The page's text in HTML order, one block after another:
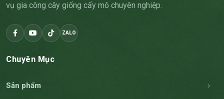
vụ gia công cây giống cấy mô chuyên nghiệp.
ZALO
Chuyên Mục
Sản phẩm